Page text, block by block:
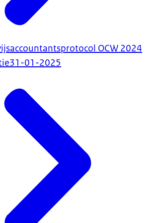
OCW 2024
31-01-2025